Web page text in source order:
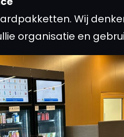
Wij
organisatie en